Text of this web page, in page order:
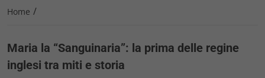
Home /
Maria la “Sanguinaria”: la prima delle regine
inglesi tra miti e storia